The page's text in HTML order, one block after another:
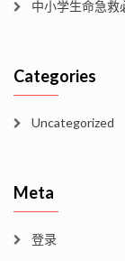
中小学生命急救
Categories
Uncategorized
Meta
登录